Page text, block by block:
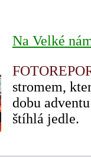
Na Velké
stromem,
dobu
štíhlá jedle.